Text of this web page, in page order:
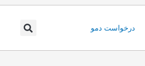
درخواست دمو